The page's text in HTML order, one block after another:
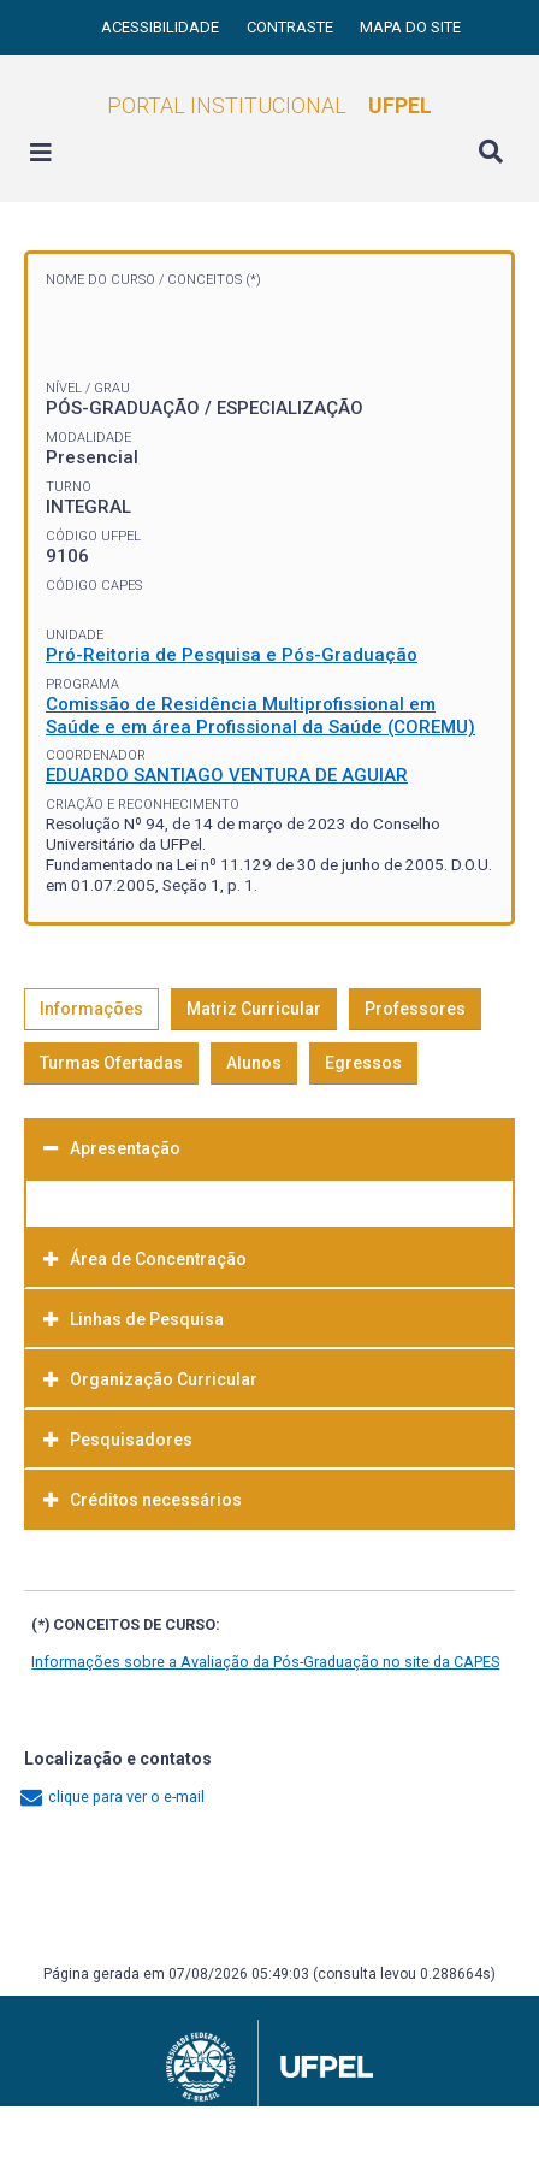
ACESSIBILIDADE CONTRASTE MAPA DO SITE
PORTAL INSTITUCIONAL UFPEL
NOME DO CURSO / CONCEITOS (*)
NÍVEL / GRAU
PÓS-GRADUAÇÃO / ESPECIALIZAÇÃO
MODALIDADE
Presencial
TURNO
INTEGRAL
CÓDIGO UFPEL
9106
CÓDIGO CAPES
UNIDADE
Pró-Reitoria de Pesquisa e Pós-Graduação
PROGRAMA
Comissão de Residência Multiprofissional em
Saúde e em área Profissional da Saúde (COREMU)
COORDENADOR
EDUARDO SANTIAGO VENTURA DE AGUIAR
CRIAÇÃO E RECONHECIMENTO
Resolução Nº 94, de 14 de março de 2023 do Conselho
Universitário da UFPel.
Fundamentado na Lei nº 11.129 de 30 de junho de 2005. D.O.U.
em 01.07.2005, Seção 1, p. 1.
Informações Matriz Curricular Professores
Turmas Ofertadas Alunos Egressos
Apresentação
Área de Concentração
Linhas de Pesquisa
Organização Curricular
Pesquisadores
Créditos necessários
(*) CONCEITOS DE CURSO:
Informações sobre a Avaliação da Pós-Graduação no site da CAPES
Localização e contatos
clique para ver o e-mail
Página gerada em 07/08/2026 05:49:03 (consulta levou 0.288664s)